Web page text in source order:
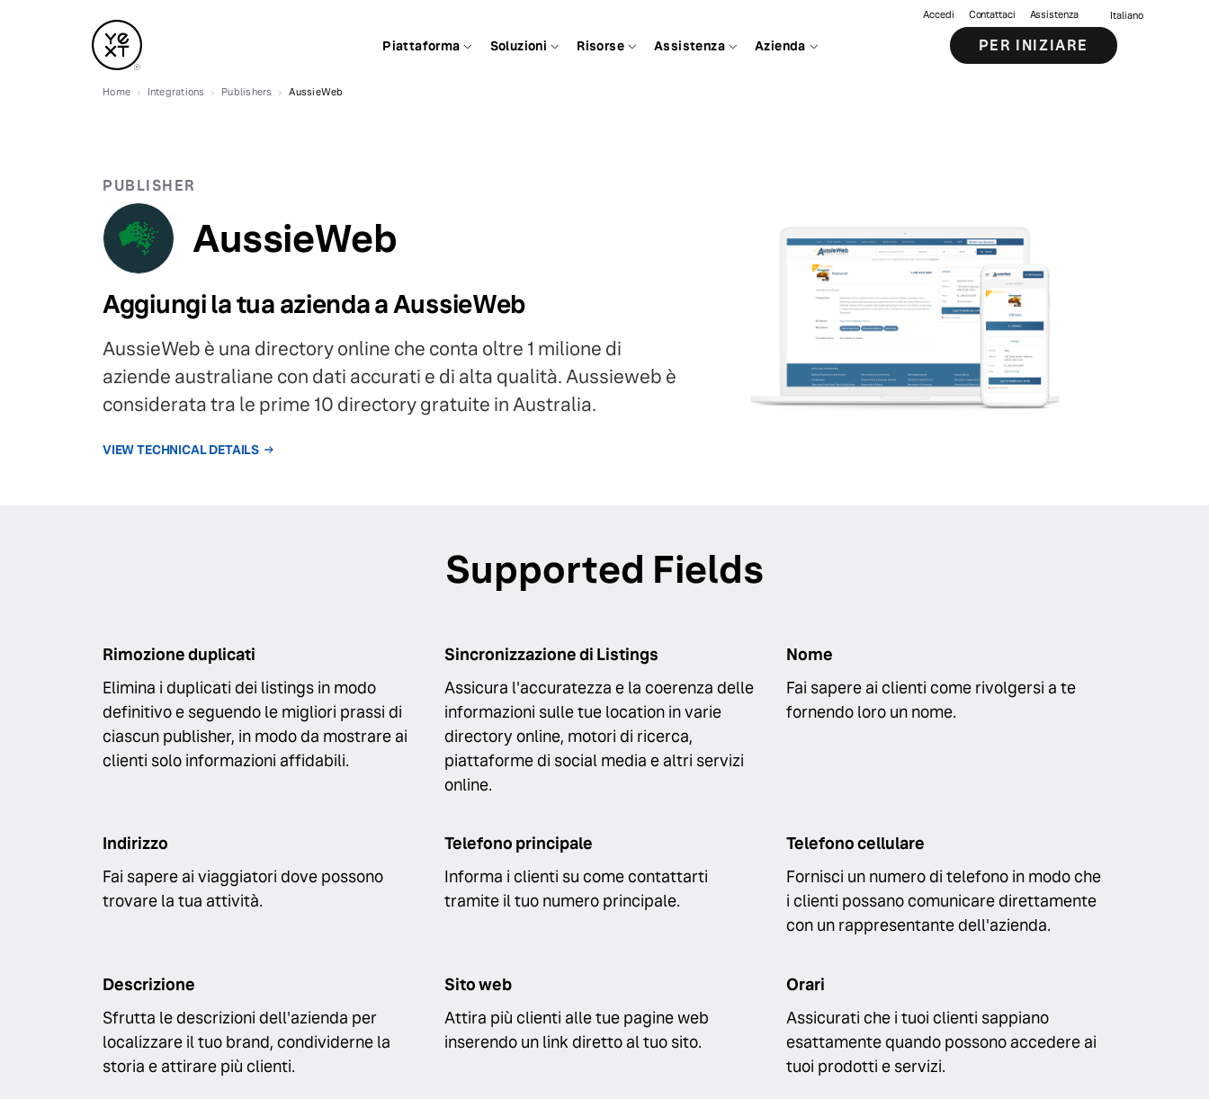
Piattaforma Soluzioni Risorse Assistenza Azienda
Accedi Contattaci Assistenza Italiano
PER INIZIARE
Home Integrations Publishers AussieWeb
PUBLISHER
AussieWeb
Aggiungi la tua azienda a AussieWeb
AussieWeb è una directory online che conta oltre 1 milione di
aziende australiane con dati accurati e di alta qualità. Aussieweb è
considerata tra le prime 10 directory gratuite in Australia.
VIEW TECHNICAL DETAILS
Supported Fields
Rimozione duplicati
Elimina i duplicati dei listings in modo
definitivo e seguendo le migliori prassi di
ciascun publisher, in modo da mostrare ai
clienti solo informazioni affidabili.
Sincronizzazione di Listings
Assicura l'accuratezza e la coerenza delle
informazioni sulle tue location in varie
directory online, motori di ricerca,
piattaforme di social media e altri servizi
online.
Nome
Fai sapere ai clienti come rivolgersi a te
fornendo loro un nome.
Indirizzo
Fai sapere ai viaggiatori dove possono
trovare la tua attività.
Telefono principale
Informa i clienti su come contattarti
tramite il tuo numero principale.
Telefono cellulare
Fornisci un numero di telefono in modo che
i clienti possano comunicare direttamente
con un rappresentante dell'azienda.
Descrizione
Sfrutta le descrizioni dell'azienda per
localizzare il tuo brand, condividerne la
storia e attirare più clienti.
Sito web
Attira più clienti alle tue pagine web
inserendo un link diretto al tuo sito.
Orari
Assicurati che i tuoi clienti sappiano
esattamente quando possono accedere ai
tuoi prodotti e servizi.